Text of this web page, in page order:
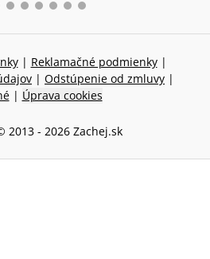
| Reklamačné podmienky |
| Odstúpenie od zmluvy |
| Úprava cookies
2013 - 2026 Zachej.sk